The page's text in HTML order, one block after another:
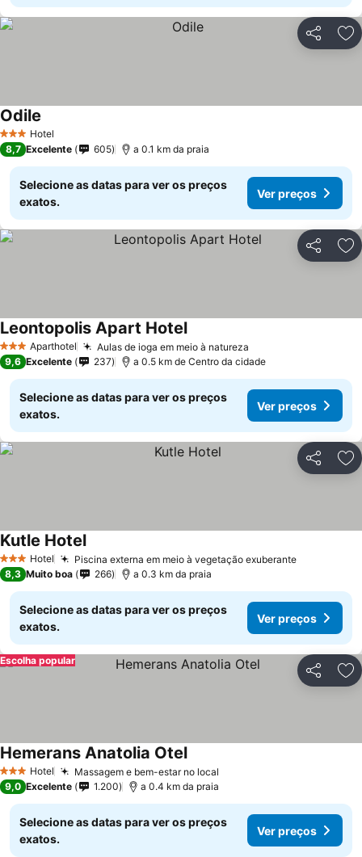
Partilhar
3 EstrelasHotel
Odile
8,7 Excelente 605 a 0.1 km da praia
Selecione as datas para ver os preços
exatos.
Ver preços
Partilhar
3 EstrelasAparthotel Aulas de ioga em meio à natureza
Leontopolis Apart Hotel
9,6 Excelente 237 a 0.5 km de Centro da cidade
Selecione as datas para ver os preços
exatos.
Ver preços
Partilhar
3 EstrelasHotel Piscina externa em meio à vegetação exuberante
Kutle Hotel
8,3 Muito boa 266 a 0.3 km da praia
Selecione as datas para ver os preços
exatos.
Ver preços
Partilhar
Escolha popular
3 EstrelasHotel Massagem e bem-estar no local
Hemerans Anatolia Otel
9,0 Excelente 1.200 a 0.4 km da praia
Selecione as datas para ver os preços
exatos.
Ver preços